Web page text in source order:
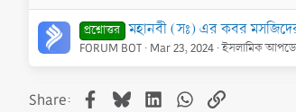
প্রশ্নোত্তর মহানবী (সঃ) এর কবর
FORUM BOT Mar 23, 2024 ইসলামিক
Share: Facebook
BlueskyLinkedInWhatsApp
Link